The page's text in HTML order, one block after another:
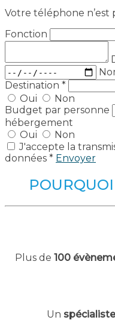
Votre téléphone n’est
Fonction
Destination *
Oui
Non
Budget par personne
hébergement
Oui
Non
J'accepte la
données * Envoyer
Plus de 100
Un